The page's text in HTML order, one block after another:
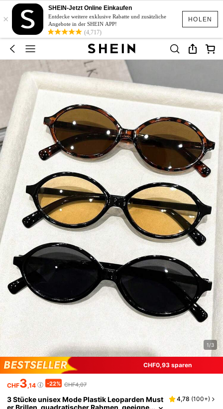
HOLEN
×
SHEIN-Jetzt Online Einkaufen
Entdecke weitere exklusive Rabatte und zusätzliche
Angebote in der SHEIN APP!
(4,717)
1/3
CHF0,93 sparen
CHF3,14 -22% CHF4,07
3 Stücke unisex Mode Plastik Leoparden Must
er Brillen, quadratischer Rahmen, geeigne
4,78 (100+)